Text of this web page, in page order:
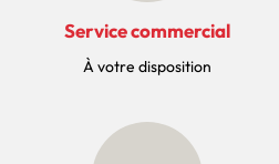
Service commercial
À votre disposition